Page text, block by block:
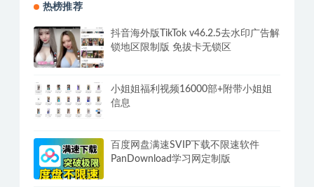
热榜推荐
抖音海外版TikTok v46.2.5去水印广告解
锁地区限制版 免拔卡无锁区
小姐姐福利视频16000部+附带小姐姐
信息
百度网盘满速SVIP下载不限速软件
PanDownload学习网定制版